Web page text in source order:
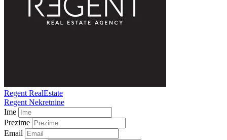
Regent RealEstate
Regent Nekretnine
Ime
Prezime
Email